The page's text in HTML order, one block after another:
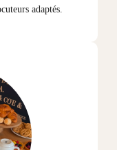
adaptés.